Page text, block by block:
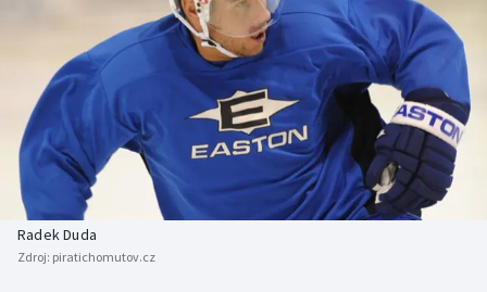
DALŠÍ SPORTY
Americký fotbal
Baseball a softbal
Basketbal
Biatlon
NEPŘEHLÉDNĚTE
Soutěže
Historické návraty
Aplikace ČT sport
Radek Duda
Zdroj: piratichomutov.cz